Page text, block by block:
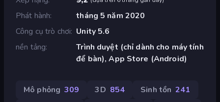
Phát hành
tháng 5 năm 2020
Công cụ trò chơi Unity 5.6
nền tảng
Trình duyệt (chỉ dành cho máy tính
để bàn), App Store (Android)
Mô phỏng 309 3D 854 Sinh tồn 241